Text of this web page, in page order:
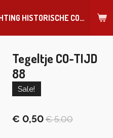
WEBSHOP STICHTING HISTORISCHE COLLECTIE REGIMENT
Tegeltje CO-TIJD
88
Sale!
€ 0,50 € 5,00